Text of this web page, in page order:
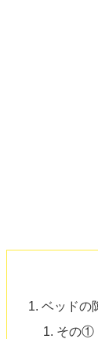
ベッドの
その①